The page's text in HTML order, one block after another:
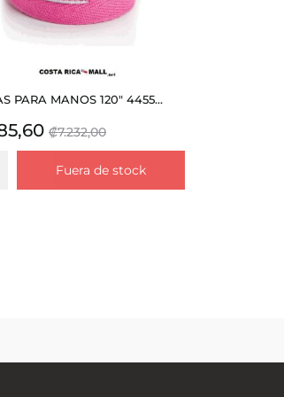
PARA MANOS 120" 4455...
Precio
base
₡7.232,00
Fuera de stock